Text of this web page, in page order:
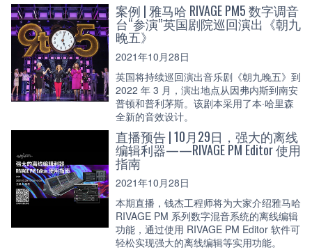
案例 | 雅马哈 RIVAGE PM5 数字调音
台“参演”英国剧院巡回演出《朝九
晚五》
2021年10月28日
英国将持续巡回演出音乐剧《朝九晚五》到
2022 年 3 月，演出地点从因弗内斯到南安
普顿和普利茅斯。该剧本采用了本·哈里森
全新的音效设计。
直播预告 | 10月29日，强大的离线
编辑利器——RIVAGE PM Editor 使用
指南
2021年10月28日
本期直播，钱杰工程师将为大家介绍雅马哈
RIVAGE PM 系列数字混音系统的离线编辑
功能，通过使用 RIVAGE PM Editor 软件可
轻松实现强大的离线编辑等实用功能。